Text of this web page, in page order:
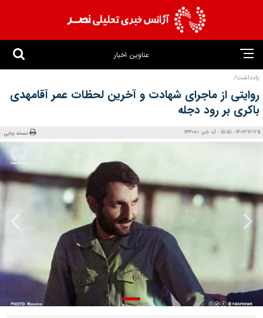
عناوین اخبار
یادداشت/
روایتی از ماجرای شهادت و آخرین لحظات عمر آقامهدی
باکری بر رود دجله
1403/12/25 - 15:51 - کد خبر: 133080 نسخه چاپی